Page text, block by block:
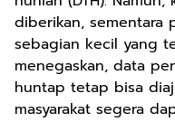
diberikan, sementara
sebagian kecil yang
menegaskan, data
huntap tetap bisa
masyarakat segera